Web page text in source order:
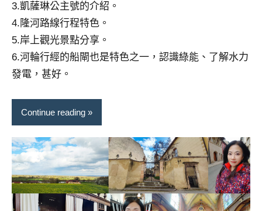
持、
吳
哥
窟
泰
旅
書
作
者、
各
發
表
3.凱薩琳公主號的介紹。
4.隆河路線行程特色。
5.岸上觀光景點分享。
6.河輪行經的船閘也是特色之一，認識綠能、了解水力
發電，甚好。
Continue reading